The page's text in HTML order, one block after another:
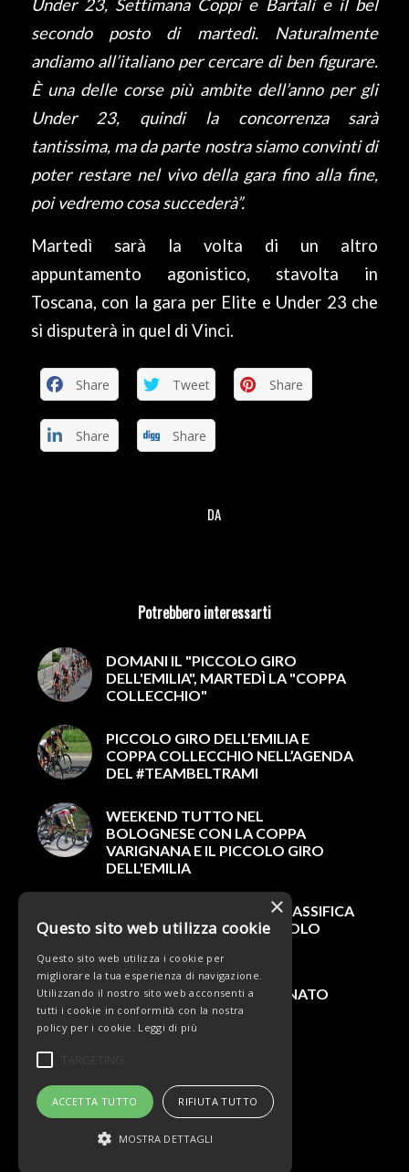
Under 23, Settimana Coppi e Bartali e il bel
secondo posto di martedì. Naturalmente
andiamo all’italiano per cercare di ben figurare.
È una delle corse più ambite dell’anno per gli
Under 23, quindi la concorrenza sarà
tantissima, ma da parte nostra siamo convinti di
poter restare nel vivo della gara fino alla fine,
poi vedremo cosa succederà”.
Martedì sarà la volta di un altro
appuntamento agonistico, stavolta in
Toscana, con la gara per Elite e Under 23 che
si disputerà in quel di Vinci.
Share Tweet Share
Share Share
DA
Potrebbero interessarti
DOMANI IL "PICCOLO GIRO
DELL'EMILIA", MARTEDÌ LA "COPPA
COLLECCHIO"
PICCOLO GIRO DELL’EMILIA E
COPPA COLLECCHIO NELL’AGENDA
DEL #TEAMBELTRAMI
WEEKEND TUTTO NEL
BOLOGNESE CON LA COPPA
VARIGNANA E IL PICCOLO GIRO
DELL'EMILIA
GABRIEL FEDE VINCE LA CLASSIFICA
DEGLI SCALATORI AL PICCOLO
BARONCINI 6° AL CAMPIONATO
ITALIANO U23
×
Questo sito web utilizza cookie
Questo sito web utilizza i cookie per
migliorare la tua esperienza di navigazione.
Utilizzando il nostro sito web acconsenti a
tutti i cookie in conformità con la nostra
policy per i cookie. Leggi di più
TARGETING
ACCETTA TUTTO RIFIUTA TUTTO
MOSTRA DETTAGLI